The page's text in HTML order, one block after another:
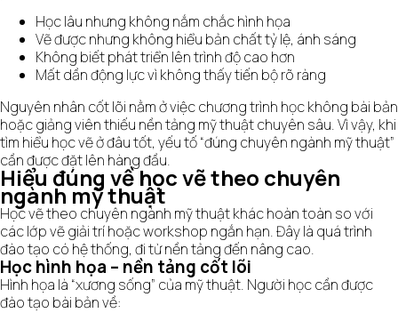
Học lâu nhưng không nắm chắc hình họa
Vẽ được nhưng không hiểu bản chất tỷ lệ, ánh sáng
Không biết phát triển lên trình độ cao hơn
Mất dần động lực vì không thấy tiến bộ rõ ràng
Nguyên nhân cốt lõi nằm ở việc chương trình học không bài bản
hoặc giảng viên thiếu nền tảng mỹ thuật chuyên sâu. Vì vậy, khi
tìm hiểu học vẽ ở đâu tốt, yếu tố “đúng chuyên ngành mỹ thuật”
cần được đặt lên hàng đầu.
Hiểu đúng về học vẽ theo chuyên
ngành mỹ thuật
Học vẽ theo chuyên ngành mỹ thuật khác hoàn toàn so với
các lớp vẽ giải trí hoặc workshop ngắn hạn. Đây là quá trình
đào tạo có hệ thống, đi từ nền tảng đến nâng cao.
Học hình họa – nền tảng cốt lõi
Hình họa là “xương sống” của mỹ thuật. Người học cần được
đào tạo bài bản về: